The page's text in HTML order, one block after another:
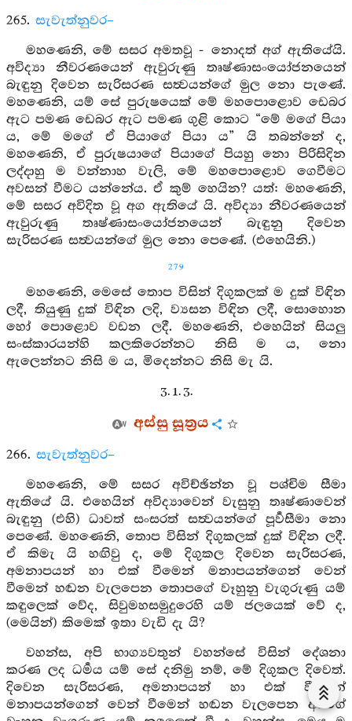
265. සැවැත්නුවර–
මහණෙනි, මේ සසර අමතවූ - නොදත් අග් ඇතියේයි.
අවිද්‍යා නීවරණයෙන් ඇවුරුණු තෘෂ්ණාසංයෝජනයෙන්
බැඳුනු දිවෙන සැරිසරණ සත්‍වයන්ගේ මුල නො පැණේ.
මහණෙනි, යම් සේ පුරුෂයෙක් මේ මහපොළොව ඩෙබර
ඇට පමණ ඩෙබර ඇට පමණ ගුළි කොට “මේ මගේ පියා
ය, මේ මගේ ඒ පියාගේ පියා ය” යි තබන්නේ ද,
මහණෙනි, ඒ පුරුෂයාගේ පියාගේ පියහු නො පිරිසිදින
ලද්දාහු ම වන්නාහ වැලි, මේ මහපොළොව ගෙවීමට
අවසන් වීමට යන්නේය. ඒ කුම් හෙයින? යත්: මහණෙනි,
මේ සසර අවිදිත වූ අග ඇතියේ යි. අවිද්‍යා නීවරණයෙන්
ඇවුරුණු තෘෂ්ණාසංයෝජනයෙන් බැඳුනු දිවෙන
සැරිසරණ සත්‍වයන්ගේ මුල නො පෙණේ. (එහෙයිනි.)
279
මහණෙනි, මෙසේ තොප විසින් දිගුකලක් ම දුක් විඳින
ලදී, තියුණු දුක් විඳින ලදි, ව්‍යසන විඳින ලදී, සොහොන
හෝ පොළොව වඩන ලදී. මහණෙනි, එහෙයින් සියලු
සංස්කාරයන්හි කලකිරෙන්නට නිසි ම ය, නො
ඇලෙන්නට නිසි ම ය, මිදෙන්නට නිසි මැ යි.
3. 1. 3.
අස්සු සූත්‍රය
266. සැවැත්නුවර–
මහණෙනි, මේ සසර අවිච්ඡින්න වූ පශ්චිම සීමා
ඇතියේ යි. එහෙයින් අවිද්‍යාවෙන් වැසුනු තෘෂ්ණාවෙන්
බැඳුනු (එහි) ධාවත් සංසරත් සත්‍වයන්ගේ පූර්‍වසීමා නො
පෙණේ. මහණෙනි, තොප විසින් දිගුකලක් දුක් විඳින ලදී.
ඒ කිමැ යි හඟිවු ද, මේ දිගුකල දිවෙන සැරිසරණ,
අමනාපයන් හා එක් වීමෙන් මනාපයන්ගෙන් වෙන්
වීමෙන් හඬන වැලපෙන තොපගේ වෑහුනු වැගුරුණු යම්
කඳුලෙක් වේද, සිවුමහසමුදුරෙහි යම් ජලයෙක් වේ ද,
(මෙයින්) කිමෙක් ඉතා වැඩි දැ යි?
වහන්ස, අපි භාග්‍යවතුන් වහන්සේ විසින් දේශනා
කරණ ලද ධර්‍මය යම් සේ දනිමු නම්, මේ දිගුකල දිවෙත්.
දිවෙන සැරිසරණ, අමනාපයන් හා එක් වීමෙන්
මනාපයන්ගෙන් වෙන් වීමෙන් හඬන වැලපෙන අපගේ